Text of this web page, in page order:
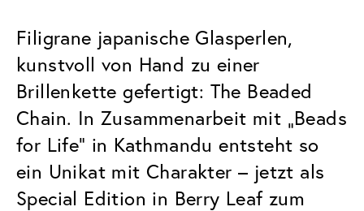
Filigrane japanische Glasperlen,
kunstvoll von Hand zu einer
Brillenkette gefertigt: The Beaded
Chain. In Zusammenarbeit mit „Beads
for Life“ in Kathmandu entsteht so
ein Unikat mit Charakter – jetzt als
Special Edition in Berry Leaf zum